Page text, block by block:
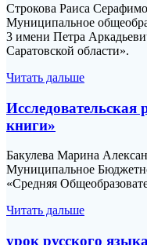
Строкова Раиса
Муниципальное
3 имени Петра
Саратовской области».
Читать дальше
Исследовательская
книги»
Бакулева Марина
Муниципальное
«Средняя
Читать дальше
урок русского языка